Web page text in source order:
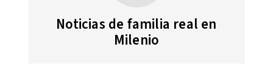
Noticias de familia real en
Milenio